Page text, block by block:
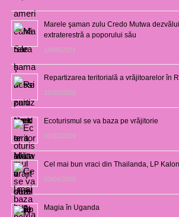
Marele şaman zulu Credo Mutwa
extraterestră a poporului său
14/06/2021
Repartizarea teritorială a vrăjitoarelor în
12/10/2020
Ecoturismul se va baza pe vrăjitorie
01/02/2019
Cel mai bun vraci din Thailanda, LP
03/04/2018
Magia în Uganda